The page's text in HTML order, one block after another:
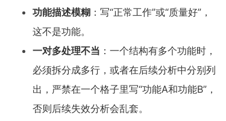
功能描述模糊 ：写“正常工作”或“质量好”，
这不是功能。
一对多处理不当 ：一个结构有多个功能时，
必须拆分成多行，或者在后续分析中分别列
出，严禁在一个格子里写“功能A和功能B”，
否则后续失效分析会乱套。